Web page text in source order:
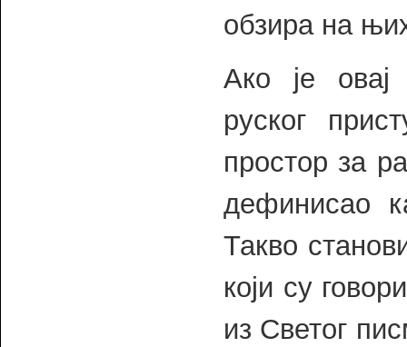
обзира на
Ако је овај
руског
простор за
дефинисао
Такво
који су
из Светог